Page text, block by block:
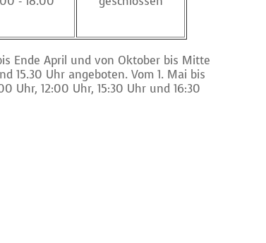
Ende April und von Oktober bis Mitte
15.30 Uhr angeboten. Vom 1. Mai bis
Uhr, 12:00 Uhr, 15:30 Uhr und 16:30